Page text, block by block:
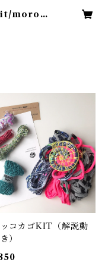
moroc
コカゴKIT（解説動
）